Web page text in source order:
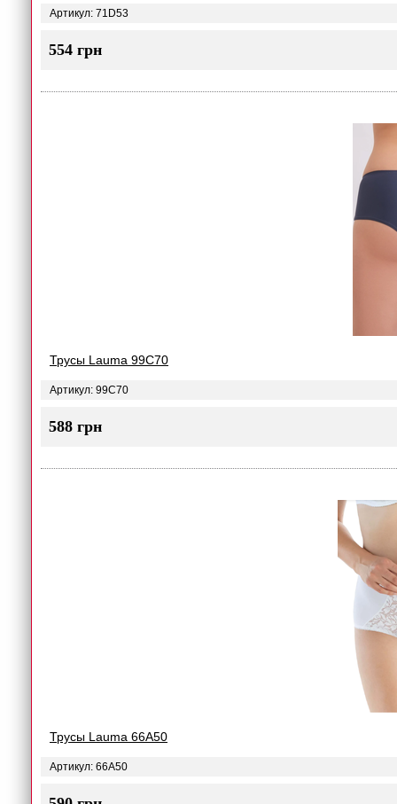
Артикул: 71D53
554 грн
Трусы Lauma 99C70
Артикул: 99C70
588 грн
Трусы Lauma 66A50
Артикул: 66A50